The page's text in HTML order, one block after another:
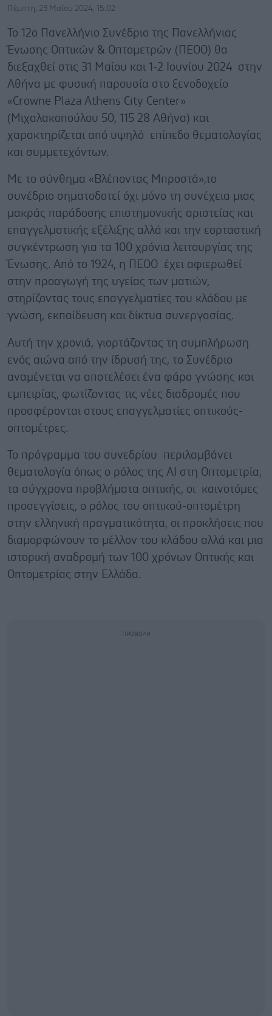
Πέμπτη, 23 Μαΐου 2024, 15:02
Το 12ο Πανελλήνιο Συνέδριο της Πανελλήνιας
Ένωσης Οπτικών & Οπτομετρών (ΠΕΟΟ) θα
διεξαχθεί στις 31 Μαΐου και 1-2 Ιουνίου 2024 στην
Αθήνα με φυσική παρουσία στο ξενοδοχείο
«Crowne Plaza Athens City Center»
(Μιχαλακοπούλου 50, 115 28 Αθήνα) και
χαρακτηρίζεται από υψηλό επίπεδο θεματολογίας
και συμμετεχόντων.
Με το σύνθημα «Βλέποντας Μπροστά»,το
συνέδριο σηματοδοτεί όχι μόνο τη συνέχεια μιας
μακράς παράδοσης επιστημονικής αριστείας και
επαγγελματικής εξέλιξης αλλά και την εορταστική
συγκέντρωση για τα 100 χρόνια λειτουργίας της
Ένωσης. Από το 1924, η ΠΕΟΟ έχει αφιερωθεί
στην προαγωγή της υγείας των ματιών,
στηρίζοντας τους επαγγελματίες του κλάδου με
γνώση, εκπαίδευση και δίκτυα συνεργασίας.
Αυτή την χρονιά, γιορτάζοντας τη συμπλήρωση
ενός αιώνα από την ίδρυσή της, το Συνέδριο
αναμένεται να αποτελέσει ένα φάρο γνώσης και
εμπειρίας, φωτίζοντας τις νέες διαδρομές που
προσφέρονται στους επαγγελματίες οπτικούς-
οπτομέτρες.
Το πρόγραμμα του συνεδρίου περιλαμβάνει
θεματολογία όπως ο ρόλος της ΑΙ στη Οπτομετρία,
τα σύγχρονα προβλήματα οπτικής, οι καινοτόμες
προσεγγίσεις, ο ρόλος του οπτικού-οπτομέτρη
στην ελληνική πραγματικότητα, οι προκλήσεις που
διαμορφώνουν το μέλλον του κλάδου αλλά και μια
ιστορική αναδρομή των 100 χρόνων Οπτικής και
Οπτομετρίας στην Ελλάδα.